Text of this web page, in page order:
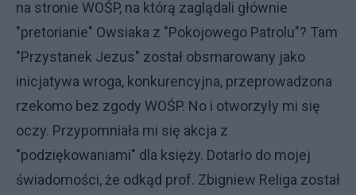
na stronie WOŚP, na którą zaglądali głównie
"pretorianie" Owsiaka z "Pokojowego Patrolu"? Tam
"Przystanek Jezus" został obsmarowany jako
inicjatywa wroga, konkurencyjna, przeprowadzona
rzekomo bez zgody WOŚP. No i otworzyły mi się
oczy. Przypomniała mi się akcja z
"podziękowaniami" dla księży. Dotarło do mojej
świadomości, że odkąd prof. Zbigniew Religa został